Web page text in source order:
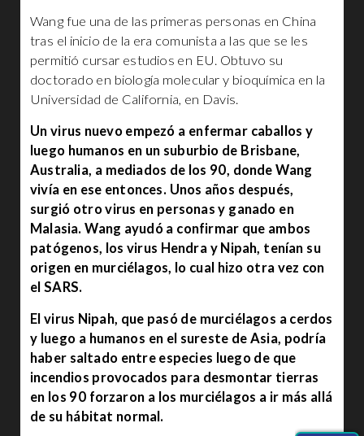
Wang fue una de las primeras personas en China
tras el inicio de la era comunista a las que se les
permitió cursar estudios en EU. Obtuvo su
doctorado en biología molecular y bioquímica en la
Universidad de California, en Davis.
Un virus nuevo empezó a enfermar caballos y
luego humanos en un suburbio de Brisbane,
Australia, a mediados de los 90, donde Wang
vivía en ese entonces. Unos años después,
surgió otro virus en personas y ganado en
Malasia. Wang ayudó a confirmar que ambos
patógenos, los virus Hendra y Nipah, tenían su
origen en murciélagos, lo cual hizo otra vez con
el SARS.
El virus Nipah, que pasó de murciélagos a cerdos
y luego a humanos en el sureste de Asia, podría
haber saltado entre especies luego de que
incendios provocados para desmontar tierras
en los 90 forzaron a los murciélagos a ir más allá
de su hábitat normal.